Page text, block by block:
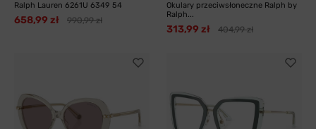
Ralph Lauren 6261U 6349 54
658,99 zł 990,99 zł
Okulary przeciwsłoneczne Ralph by
Ralph...
313,99 zł 404,99 zł